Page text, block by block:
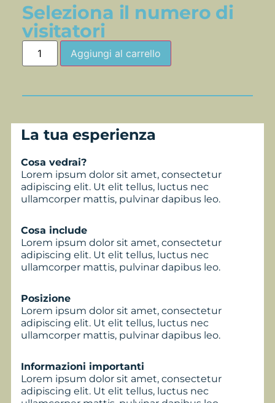
Seleziona il numero di
visitatori
Aggiungi al carrello
La tua esperienza
Cosa vedrai?
Lorem ipsum dolor sit amet, consectetur
adipiscing elit. Ut elit tellus, luctus nec
ullamcorper mattis, pulvinar dapibus leo.
Cosa include
Lorem ipsum dolor sit amet, consectetur
adipiscing elit. Ut elit tellus, luctus nec
ullamcorper mattis, pulvinar dapibus leo.
Posizione
Lorem ipsum dolor sit amet, consectetur
adipiscing elit. Ut elit tellus, luctus nec
ullamcorper mattis, pulvinar dapibus leo.
Informazioni importanti
Lorem ipsum dolor sit amet, consectetur
adipiscing elit. Ut elit tellus, luctus nec